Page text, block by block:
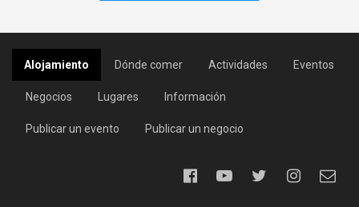
Alojamiento Dónde comer Actividades Eventos
Negocios Lugares Información
Publicar un evento Publicar un negocio